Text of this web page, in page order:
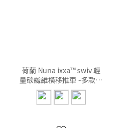
荷蘭 Nuna ixxa™ swiv 輕
量碳纖維橫移推車 -多款可
選